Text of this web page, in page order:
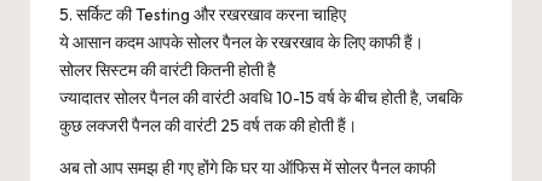
5. सर्किट की Testing और रखरखाव करना चाहिए
ये आसान कदम आपके सोलर पैनल के रखरखाव के लिए काफी हैं।
सोलर सिस्टम की वारंटी कितनी होती है
ज्यादातर सोलर पैनल की वारंटी अवधि 10-15 वर्ष के बीच होती है, जबकि
कुछ लक्जरी पैनल की वारंटी 25 वर्ष तक की होती हैं।
अब तो आप समझ ही गए होंगे कि घर या ऑफिस में सोलर पैनल काफी